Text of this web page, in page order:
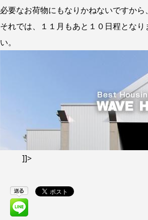
必要なお荷物にもなりかねないですか
それでは、１１月もあと１０日程とな
い。
]]>